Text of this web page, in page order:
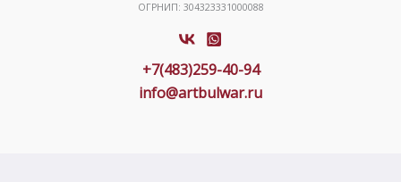
ОГРНИП: 304323331000088
+7(483)259-40-94
info@artbulwar.ru